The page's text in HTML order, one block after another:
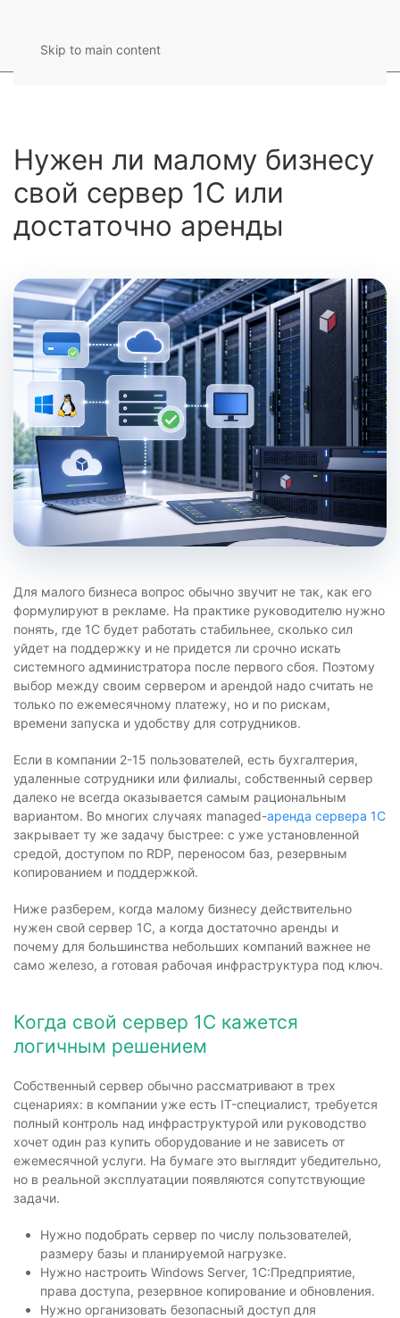
Skip to main content
Нужен ли малому бизнесу
свой сервер 1С или
достаточно аренды
Для малого бизнеса вопрос обычно звучит не так, как его
формулируют в рекламе. На практике руководителю нужно
понять, где 1С будет работать стабильнее, сколько сил
уйдет на поддержку и не придется ли срочно искать
системного администратора после первого сбоя. Поэтому
выбор между своим сервером и арендой надо считать не
только по ежемесячному платежу, но и по рискам,
времени запуска и удобству для сотрудников.
Если в компании 2-15 пользователей, есть бухгалтерия,
удаленные сотрудники или филиалы, собственный сервер
далеко не всегда оказывается самым рациональным
вариантом. Во многих случаях managed-аренда сервера 1С
закрывает ту же задачу быстрее: с уже установленной
средой, доступом по RDP, переносом баз, резервным
копированием и поддержкой.
Ниже разберем, когда малому бизнесу действительно
нужен свой сервер 1С, а когда достаточно аренды и
почему для большинства небольших компаний важнее не
само железо, а готовая рабочая инфраструктура под ключ.
Когда свой сервер 1С кажется
логичным решением
Собственный сервер обычно рассматривают в трех
сценариях: в компании уже есть IT-специалист, требуется
полный контроль над инфраструктурой или руководство
хочет один раз купить оборудование и не зависеть от
ежемесячной услуги. На бумаге это выглядит убедительно,
но в реальной эксплуатации появляются сопутствующие
задачи.
Нужно подобрать сервер по числу пользователей,
размеру базы и планируемой нагрузке.
Нужно настроить Windows Server, 1С:Предприятие,
права доступа, резервное копирование и обновления.
Нужно организовать безопасный доступ для